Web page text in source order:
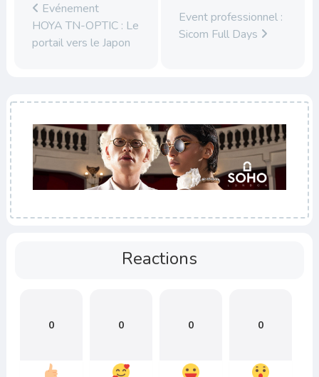
Evénement
HOYA TN-OPTIC : Le
portail vers le Japon
Event professionnel :
Sicom Full Days
Reactions
0 0 0 0